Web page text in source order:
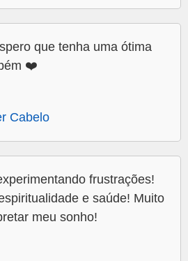
que tenha uma ótima
❤️
Cabelo
frustrações!
e saúde! Muito
meu sonho!